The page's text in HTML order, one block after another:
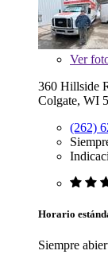
Ver
360 Hillside
Colgate, WI
(262)
Horario
Siempre